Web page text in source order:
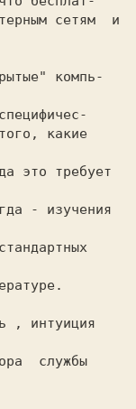
сетям  и
компь-
какие
это требует
- изучения
, интуиция
службы